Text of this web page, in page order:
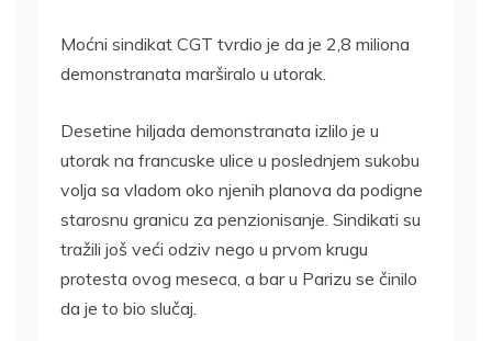
Moćni sindikat CGT tvrdio je da je 2,8 miliona
demonstranata marširalo u utorak.
Desetine hiljada demonstranata izlilo je u
utorak na francuske ulice u poslednjem sukobu
volja sa vladom oko njenih planova da podigne
starosnu granicu za penzionisanje. Sindikati su
tražili još veći odziv nego u prvom krugu
protesta ovog meseca, a bar u Parizu se činilo
da je to bio slučaj.